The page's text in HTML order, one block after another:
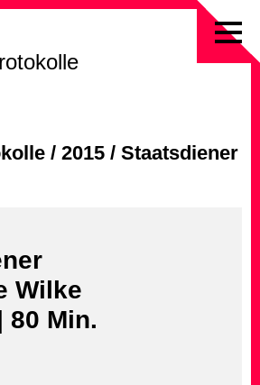
to
/ 2015/ Staatsdiener
Wilke
80 Min.